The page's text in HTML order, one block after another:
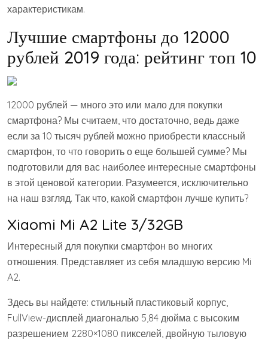
характеристикам.
Лучшие смартфоны до 12000
рублей 2019 года: рейтинг топ 10
12000 рублей — много это или мало для покупки
смартфона? Мы считаем, что достаточно, ведь даже
если за 10 тысяч рублей можно приобрести классный
смартфон, то что говорить о еще большей сумме? Мы
подготовили для вас наиболее интересные смартфоны
в этой ценовой категории. Разумеется, исключительно
на наш взгляд. Так что, какой смартфон лучше купить?
Xiaomi Mi A2 Lite 3/32GB
Интересный для покупки смартфон во многих
отношения. Представляет из себя младшую версию Mi
A2.
Здесь вы найдете: стильный пластиковый корпус,
FullView-дисплей диагональю 5,84 дюйма с высоким
разрешением 2280×1080 пикселей, двойную тыловую